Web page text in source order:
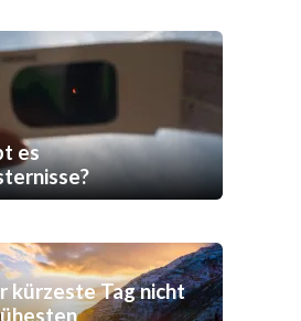
es
kürzeste Tag nicht